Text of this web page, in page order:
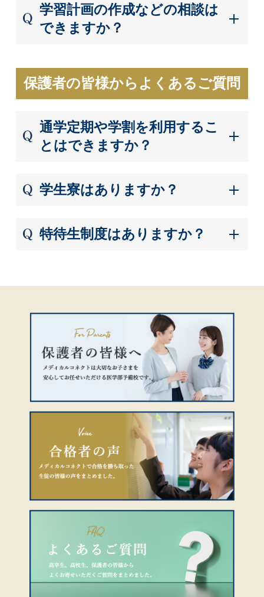
学習計画の作成などの相談は
できますか？
保護者の皆様からよくあるご質問
通学定期や学割を利用するこ
とはできますか？
学生寮はありますか？
特待生制度はありますか？